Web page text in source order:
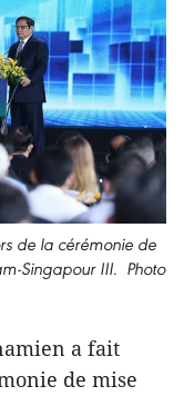
de la cérémonie de
Singapour III. Photo
a fait
de mise